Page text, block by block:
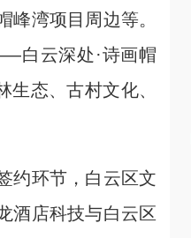
湾项目周边等。
白云深处·诗画帽
态、古村文化、
约环节，白云区文
酒店科技与白云区